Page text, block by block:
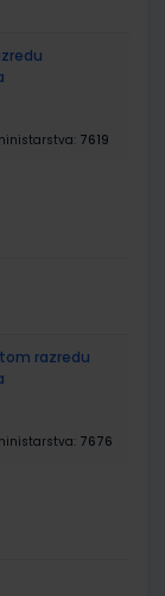
7619
razredu
7676